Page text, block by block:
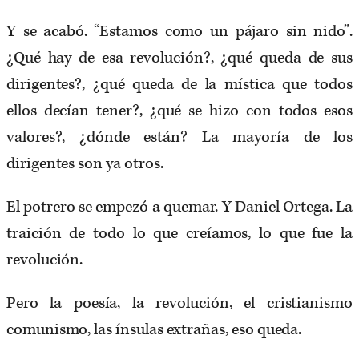
Y se acabó. “Estamos como un pájaro sin nido”.
¿Qué hay de esa revolución?, ¿qué queda de sus
dirigentes?, ¿qué queda de la mística que todos
ellos decían tener?, ¿qué se hizo con todos esos
valores?, ¿dónde están? La mayoría de los
dirigentes son ya otros.
El potrero se empezó a quemar. Y Daniel Ortega. La
traición de todo lo que creíamos, lo que fue la
revolución.
Pero la poesía, la revolución, el cristianismo
comunismo, las ínsulas extrañas, eso queda.